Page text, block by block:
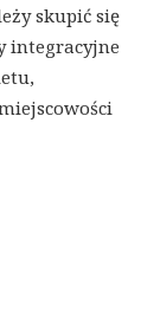
skupić się
integracyjne